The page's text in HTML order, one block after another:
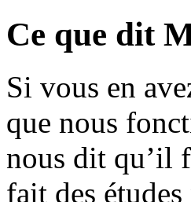
Ce que dit
Si vous en
que nous
nous dit qu’il
fait des